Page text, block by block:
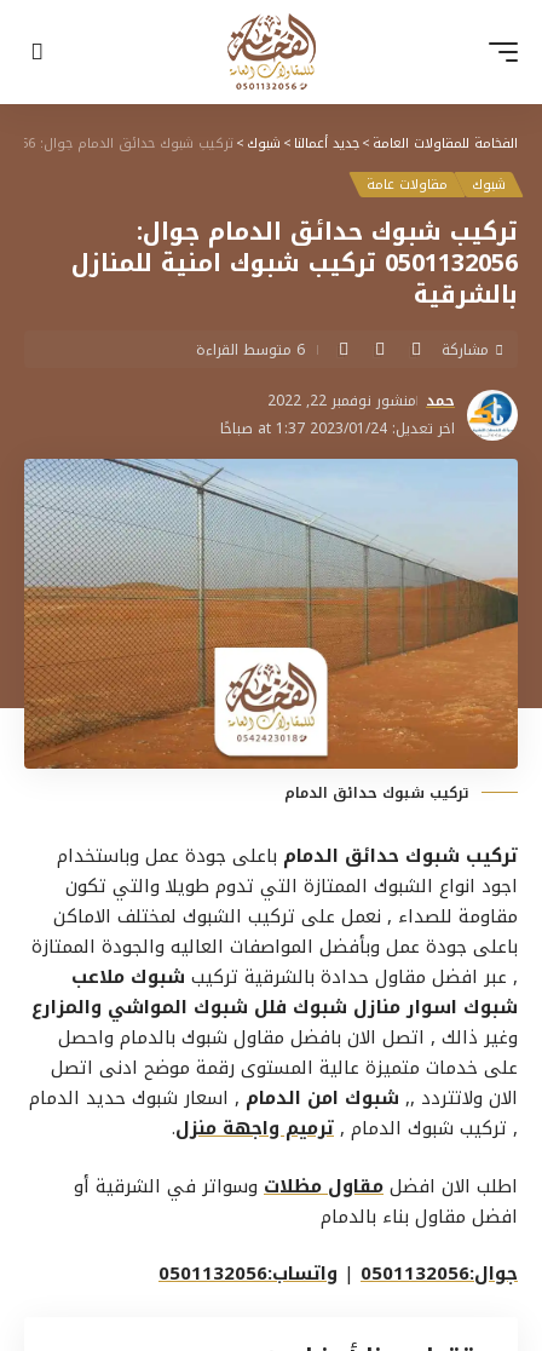
الفخامة للمقاولات العامة>جديد أعمالنا>شبوك>تركيب شبوك حدائق الدمام جوال: 0501132056 تركيب شبوك امنية للمنازل بالشرقية
شبوك
مقاولات عامة
تركيب شبوك حدائق الدمام جوال:
0501132056 تركيب شبوك امنية للمنازل
بالشرقية
اخر تعديل: 2023/01/24 at 1:37 صباحًا
حمد منشور نوفمبر 22, 2022
مشاركة 6 متوسط القراءة
تركيب شبوك حدائق الدمام
تركيب شبوك حدائق الدمام باعلى جودة عمل وباستخدام
اجود انواع الشبوك الممتازة التي تدوم طويلا والتي تكون
مقاومة للصداء , نعمل على تركيب الشبوك لمختلف الاماكن
باعلى جودة عمل وبأفضل المواصفات العاليه والجودة الممتازة
, عبر افضل مقاول حدادة بالشرقية تركيب شبوك ملاعب
شبوك اسوارمنازل شبوك فلل شبوك المواشي والمزارع
وغير ذالك , اتصل الان بافضل مقاول شبوك بالدمام واحصل
على خدمات متميزة عالية المستوى رقمة موضح ادنى اتصل
الان ولاتتردد ,, شبوك امن الدمام , اسعار شبوك حديد الدمام
, تركيب شبوك الدمام ,ترميم واجهة منزل.
اطلب الان افضلمقاول مظلات وسواتر في الشرقية أو
افضل مقاول بناء بالدمام
جوال:0501132056
| واتساب:0501132056